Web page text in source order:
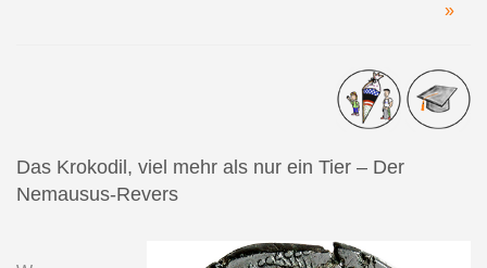
»
Das Krokodil, viel mehr als nur ein Tier – Der
Nemausus-Revers